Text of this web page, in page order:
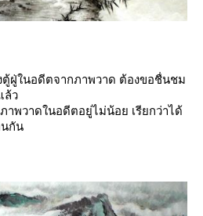
ตู้ฝู่ในอดีตจากภาพวาด ต้องขอชื่นชม
ล้ว
าพวาดในอดีตอยู่ไม่น้อย เรียกว่าได้
กัน